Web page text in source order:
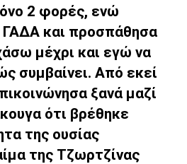
2 φορές, ενώ
ΓΑΔΑ και προσπάθησα
μέχρι και εγώ να
συμβαίνει. Από εκεί
ξανά μαζί
ότι βρέθηκε
της ουσίας
της Τζωρτζίνας